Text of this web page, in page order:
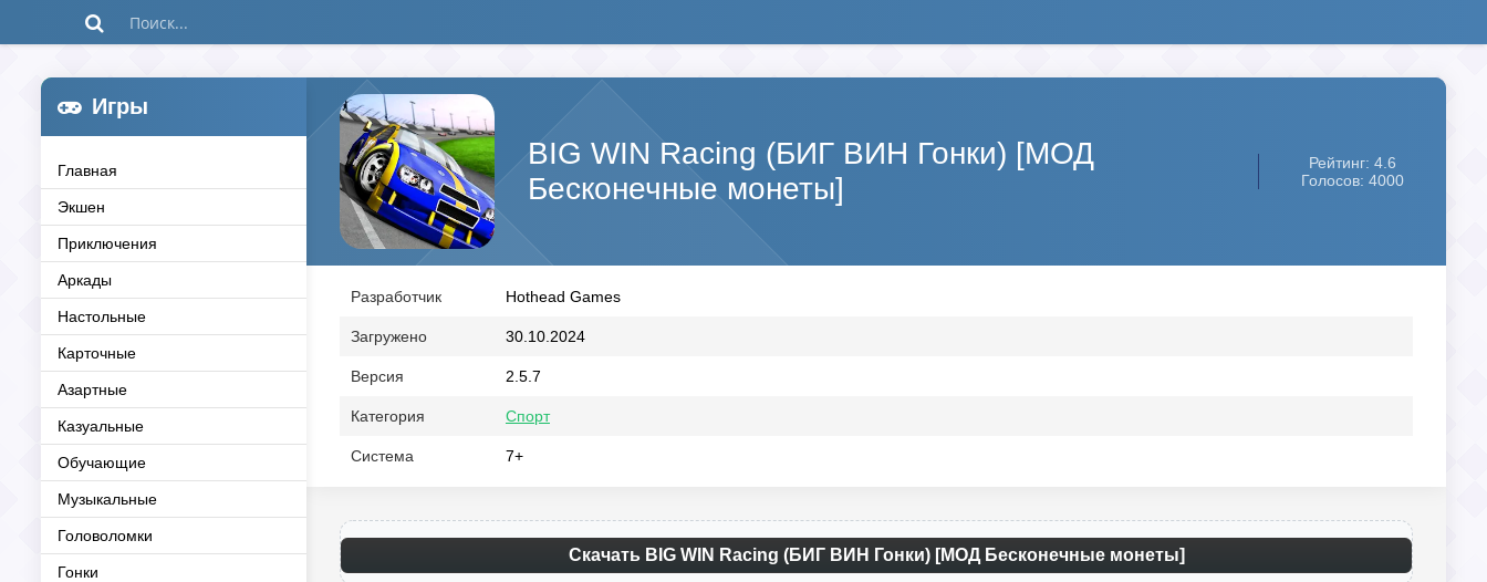
Игры
Главная
Экшен
Приключения
Аркады
Настольные
Карточные
Азартные
Казуальные
Обучающие
Музыкальные
Головоломки
Гонки
BIG WIN Racing (БИГ ВИН Гонки) [МОД
Бесконечные монеты]
Рейтинг: 4.6
Голосов: 4000
Разработчик Hothead Games
Загружено 30.10.2024
Версия 2.5.7
Категория Спорт
Система 7+
Скачать BIG WIN Racing (БИГ ВИН Гонки) [МОД Бесконечные монеты]